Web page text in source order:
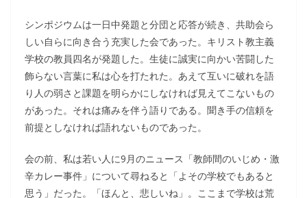
シンポジウムは一日中発題と分団と応答が続き、共助会ら
しい自らに向き合う充実した会であった。キリスト教主義
学校の教員四名が発題した。生徒に誠実に向かい苦闘した
飾らない言葉に私は心を打たれた。あえて互いに破れを語
り人の弱さと課題を明らかにしなければ見えてこないもの
があった。それは痛みを伴う語りである。聞き手の信頼を
前提としなければ語れないものであった。
会の前、私は若い人に9月のニュース「教師間のいじめ・激
辛カレー事件」について尋ねると「よその学校でもあると
思う」だった。「ほんと、悲しいね」。ここまで学校は荒